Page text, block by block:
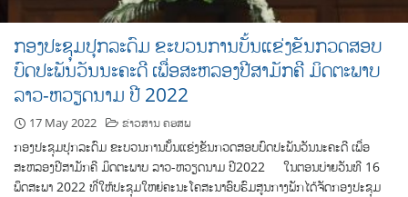
ກອງປະຊຸມປຸກລະດົມ ຂະບວນການບັ້ນແຂ່ງຂັນກວດສອບ
ບົດປະພັນວັນນະຄະດີ ເພື່ອສະຫລອງປີສາມັກຄີ ມິດຕະພາບ
ລາວ-ຫວຽດນາມ ປີ 2022
17 May 2022 ຂ່າວສານ ຄອສພ
ກອງປະຊຸມປຸກລະດົມ ຂະບວນການບັ້ນແຂ່ງຂັນກວດສອບບົດປະພັນວັນນະຄະດີ ເພື່ອ
ສະຫລອງປີສາມັກຄີ ມິດຕະພາບ ລາວ-ຫວຽດນາມ ປີ2022 ໃນຕອນບ່າຍວັນທີ 16
ພຶດສະພາ 2022 ທີ່ໃຫ້ປະຊຸມໃຫຍ່ຄະນະໂຄສະນາອົບຮົມສູນກາງພັກໄດ້ຈັດກອງປະຊຸມ